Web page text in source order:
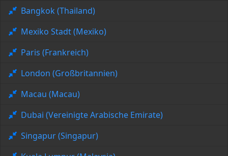
Bangkok (Thailand)
Mexiko Stadt (Mexiko)
Paris (Frankreich)
London (Großbritannien)
Macau (Macau)
Dubai (Vereinigte Arabische Emirate)
Singapur (Singapur)